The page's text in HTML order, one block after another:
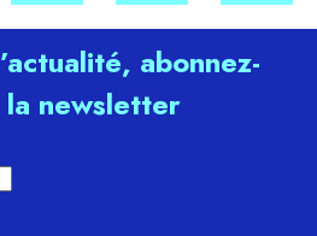
abonnez-
la newsletter